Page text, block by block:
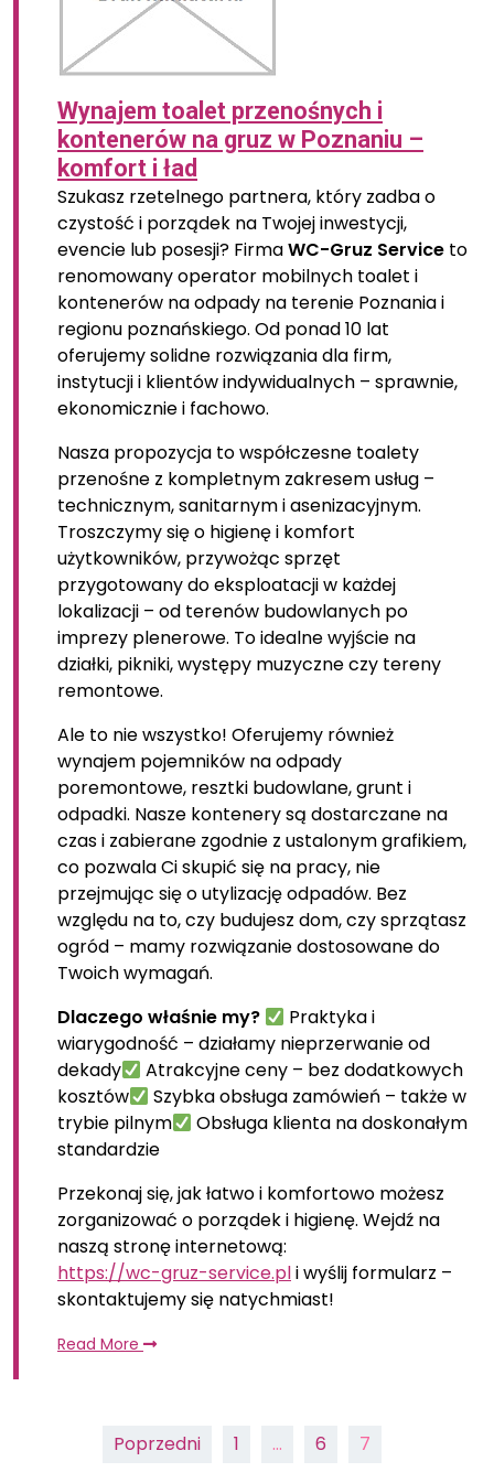
Wynajem toalet przenośnych i
kontenerów na gruz w Poznaniu –
komfort i ład
Szukasz rzetelnego partnera, który zadba o
czystość i porządek na Twojej inwestycji,
evencie lub posesji? FirmaWC-Gruz Service to
renomowany operator mobilnych toalet i
kontenerów na odpady na terenie Poznania i
regionu poznańskiego. Od ponad 10 lat
oferujemy solidne rozwiązania dla firm,
instytucji i klientów indywidualnych – sprawnie,
ekonomicznie i fachowo.
Nasza propozycja to współczesne toalety
przenośne z kompletnym zakresem usług –
technicznym, sanitarnym i asenizacyjnym.
Troszczymy się o higienę i komfort
użytkowników, przywożąc sprzęt
przygotowany do eksploatacji w każdej
lokalizacji – od terenów budowlanych po
imprezy plenerowe. To idealne wyjście na
działki, pikniki, występy muzyczne czy tereny
remontowe.
Ale to nie wszystko! Oferujemy również
wynajem pojemników na odpady
poremontowe, resztki budowlane, grunt i
odpadki. Nasze kontenery są dostarczane na
czas i zabierane zgodnie z ustalonym grafikiem,
co pozwala Ci skupić się na pracy, nie
przejmując się o utylizację odpadów. Bez
względu na to, czy budujesz dom, czy sprzątasz
ogród – mamy rozwiązanie dostosowane do
Twoich wymagań.
Dlaczego właśnie my?
Praktyka i
wiarygodność – działamy nieprzerwanie od
dekady
Atrakcyjne ceny – bez dodatkowych
kosztów
Szybka obsługa zamówień – także w
trybie pilnym
Obsługa klienta na doskonałym
standardzie
Przekonaj się, jak łatwo i komfortowo możesz
zorganizować o porządek i higienę. Wejdź na
naszą stronę internetową:
https://wc-gruz-service.pli wyślij formularz –
skontaktujemy się natychmiast!
Read More
Nawigacja
Poprzedni 1 … 6 7